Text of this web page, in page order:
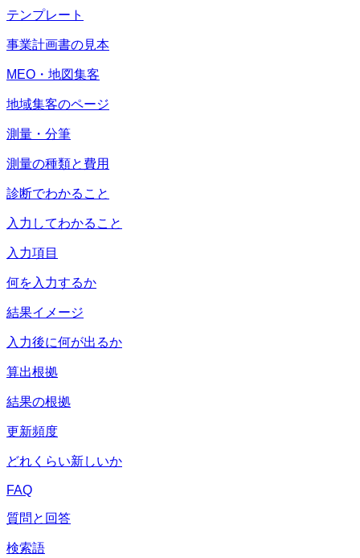
テンプレート
事業計画書の見本
MEO・地図集客
地域集客のページ
測量・分筆
測量の種類と費用
診断でわかること
入力してわかること
入力項目
何を入力するか
結果イメージ
入力後に何が出るか
算出根拠
結果の根拠
更新頻度
どれくらい新しいか
FAQ
質問と回答
検索語